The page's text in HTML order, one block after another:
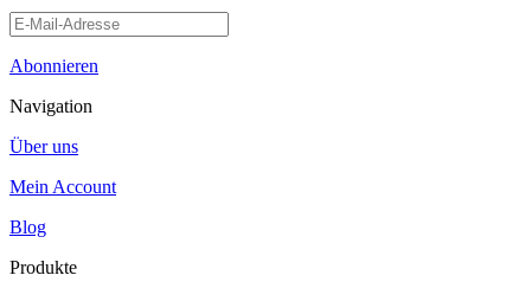
Abonnieren
Navigation
Über uns
Mein Account
Blog
Produkte